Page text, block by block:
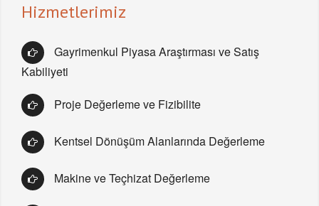
Hizmetlerimiz
Gayrimenkul Piyasa Araştırması ve Satış
Kabiliyeti
Proje Değerleme ve Fizibilite
Kentsel Dönüşüm Alanlarında Değerleme
Makine ve Teçhizat Değerleme